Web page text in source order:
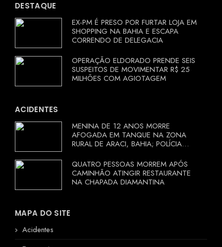
DESTAQUE
EX-PM É PRESO POR FURTAR LOJA EM
SHOPPING NA BAHIA E ESCAPA
CORRENDO DE DELEGACIA
OPERAÇÃO ELDORADO PRENDE SEIS
SUSPEITOS DE MOVIMENTAR R$ 25
MILHÕES COM AGIOTAGEM
ACIDENTES
MENINA DE 12 ANOS MORRE
AFOGADA EM TANQUE NA ZONA
RURAL DE ARACI, BAHIA; POLÍCIA
QUATRO PESSOAS MORREM APÓS
CAMINHÃO ATINGIR RESTAURANTE
NA CHAPADA DIAMANTINA
MAPA DO SITE
Acidentes